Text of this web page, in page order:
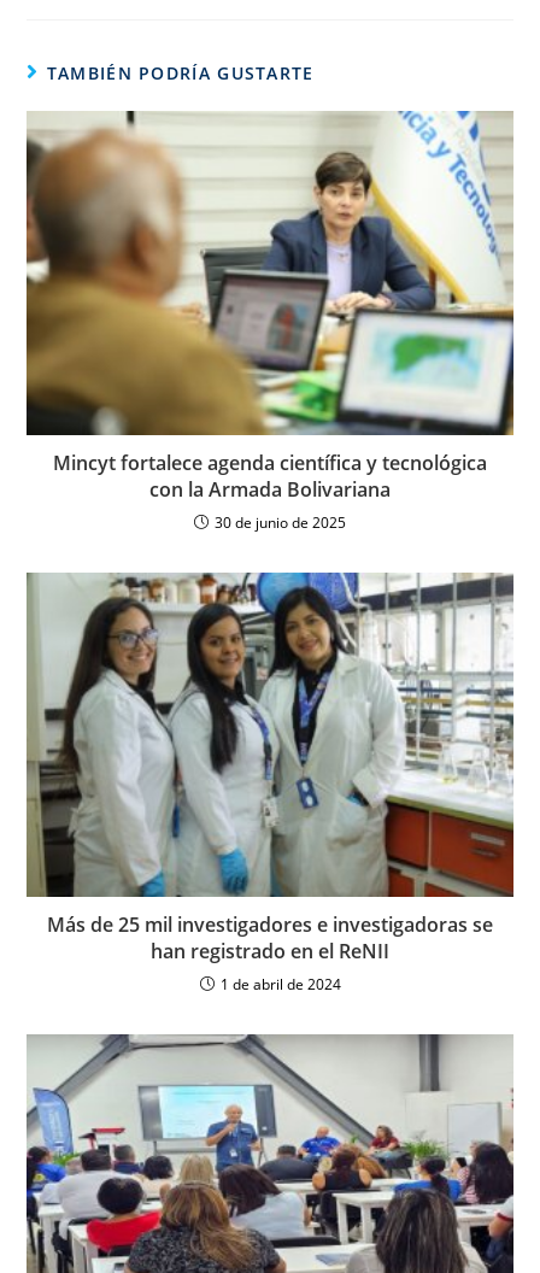
TAMBIÉN PODRÍA GUSTARTE
Mincyt fortalece agenda científica y tecnológica
con la Armada Bolivariana
30 de junio de 2025
Más de 25 mil investigadores e investigadoras se
han registrado en el ReNII
1 de abril de 2024